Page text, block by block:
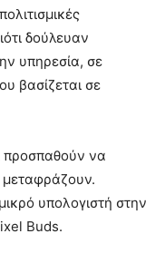
δούλευαν
υπηρεσία, σε
βασίζεται σε
προσπαθούν να
μεταφράζουν.
υπολογιστή στην
Buds.